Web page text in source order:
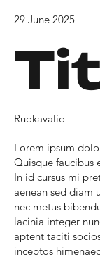
Ruokavalio
29 June 2025
Lorem ipsum
Quisque faucibus
In id cursus mi
aenean sed diam
nec metus
lacinia integer
aptent taciti
inceptos